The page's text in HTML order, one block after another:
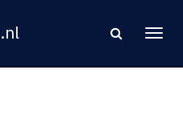
.nl